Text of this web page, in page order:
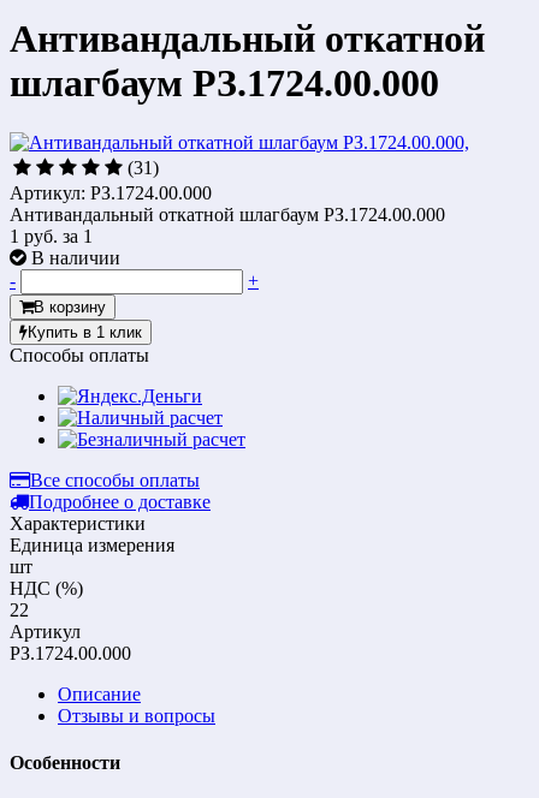
Антивандальный откатной
шлагбаум РЗ.1724.00.000
(31)
Артикул: РЗ.1724.00.000
Антивандальный откатной шлагбаум РЗ.1724.00.000
1 руб. за 1
В наличии
-
+
В корзину
Купить в 1 клик
Способы оплаты
Все способы оплаты
Подробнее о доставке
Характеристики
Единица измерения
шт
НДС (%)
22
Артикул
РЗ.1724.00.000
Описание
Отзывы и вопросы
Особенности